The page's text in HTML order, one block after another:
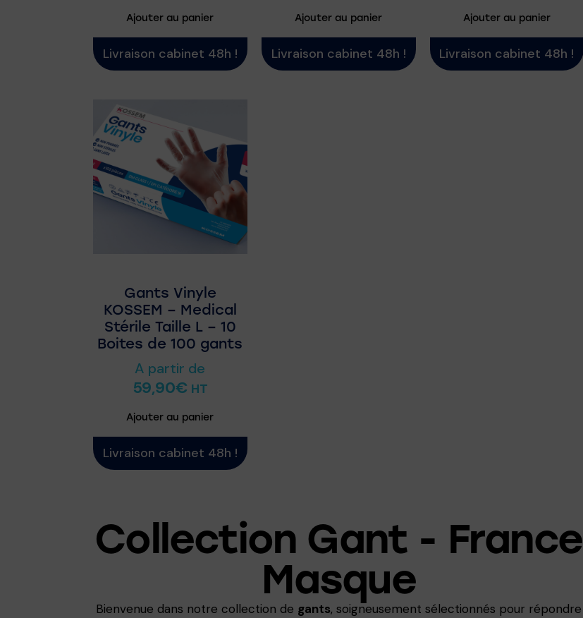
Ajouter au panier
Livraison cabinet 48h !
Ajouter au panier
Livraison cabinet 48h !
Ajouter au panier
Livraison cabinet 48h !
Gants Vinyle
KOSSEM – Medical
Stérile Taille L – 10
Boites de 100 gants
A partir de
59,90€ HT
Ajouter au panier
Livraison cabinet 48h !
Collection Gant - France
Masque
Bienvenue dans notre collection de gants, soigneusement sélectionnés pour répondre